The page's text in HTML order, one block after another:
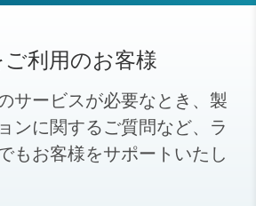
利用のお客様
サービスが必要なとき、製
ンに関するご質問など、ラ
もお客様をサポートいたし